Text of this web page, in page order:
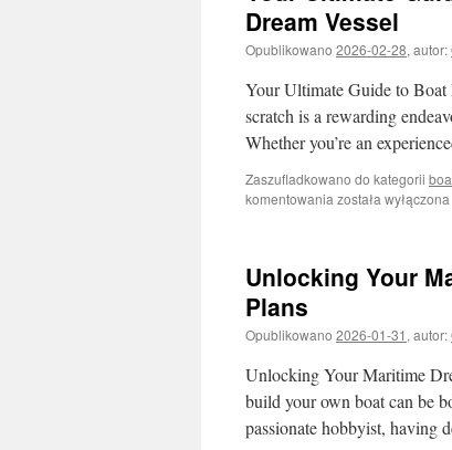
Dream Vessel
Opublikowano 2026-02-28, autor:
Your Ultimate Guide to
scratch is a rewarding
Whether you’re an
Zaszufladkowano do kategorii
komentowania Your
Boat
Building
Crafting
Dream
Vessel
została wyłączona
Unlocking Your
Plans
Opublikowano 2026-01-31 , autor:
Unlocking Your Maritime
build your own boat can be
passionate hobbyist, having